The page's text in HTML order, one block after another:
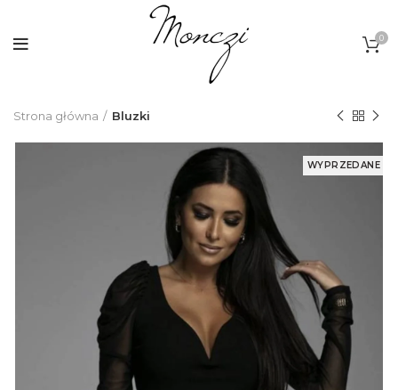
0
Strona główna Bluzki
WYPRZEDANE